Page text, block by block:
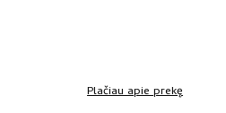
Plačiau apie prekę